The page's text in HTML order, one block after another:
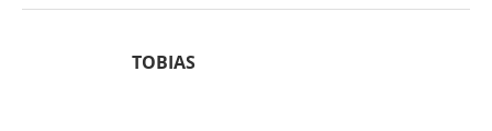
TOBIAS